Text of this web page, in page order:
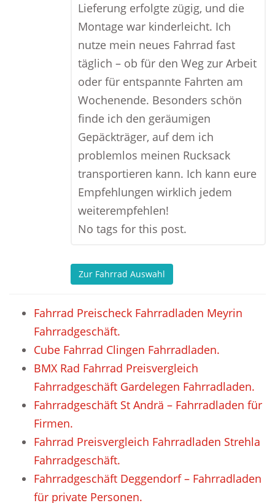
Lieferung erfolgte zügig, und die
Montage war kinderleicht. Ich
nutze mein neues Fahrrad fast
täglich – ob für den Weg zur Arbeit
oder für entspannte Fahrten am
Wochenende. Besonders schön
finde ich den geräumigen
Gepäckträger, auf dem ich
problemlos meinen Rucksack
transportieren kann. Ich kann eure
Empfehlungen wirklich jedem
weiterempfehlen!
No tags for this post.
Zur Fahrrad Auswahl
Fahrrad Preischeck Fahrradladen Meyrin
Fahrradgeschäft.
Cube Fahrrad Clingen Fahrradladen.
BMX Rad Fahrrad Preisvergleich
Fahrradgeschäft Gardelegen Fahrradladen.
Fahrradgeschäft St Andrä – Fahrradladen für
Firmen.
Fahrrad Preisvergleich Fahrradladen Strehla
Fahrradgeschäft.
Fahrradgeschäft Deggendorf – Fahrradladen
für private Personen.